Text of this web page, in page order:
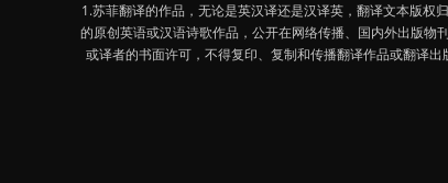
1.苏菲翻译的作品，无论是英汉译还是汉译英，翻译文本版权
的原创英语或汉语诗歌作品，公开在网络传播、国内外出版
或译者的书面许可，不得复印、复制和传播翻译作品或翻译